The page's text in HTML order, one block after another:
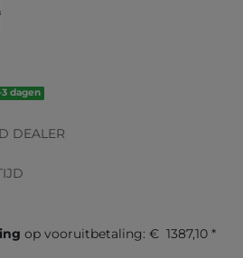
dagen
DEALER
op vooruitbetaling: € 1387,10 *